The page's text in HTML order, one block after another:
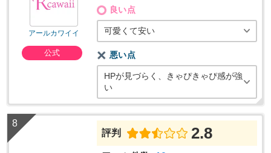
アールカワイイ
公式
良い点
可愛くて安い
悪い点
HPが見づらく、きゃぴきゃぴ感が強
い
評判 2.8